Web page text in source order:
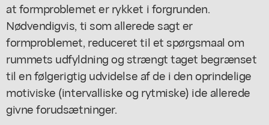
at formproblemet er rykket i forgrunden.
Nødvendigvis, ti som allerede sagt er
formproblemet, reduceret til et spørgsmaal om
rummets udfyldning og strængt taget begrænset
til en følgerigtig udvidelse af de i den oprindelige
motiviske (intervalliske og rytmiske) ide allerede
givne forudsætninger.